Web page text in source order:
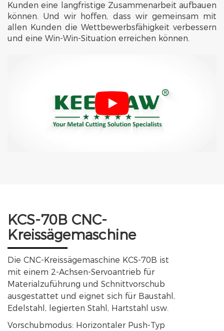
Kunden eine langfristige Zusammenarbeit aufbauen
können. Und wir hoffen, dass wir gemeinsam mit
allen Kunden die Wettbewerbsfähigkeit verbessern
und eine Win-Win-Situation erreichen können.
KCS-70B CNC-
Kreissägemaschine
Die CNC-Kreissägemaschine KCS-70B ist
mit einem 2-Achsen-Servoantrieb für
Materialzuführung und Schnittvorschub
ausgestattet und eignet sich für Baustahl,
Edelstahl, legierten Stahl, Hartstahl usw.
Vorschubmodus: Horizontaler Push-Typ